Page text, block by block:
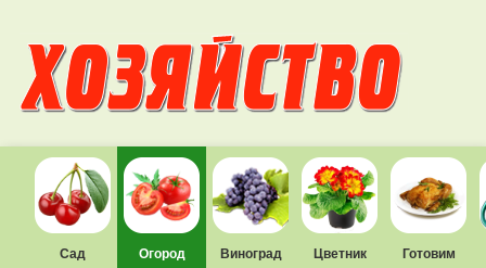
Сад Огород Виноград Цветник
Готовим